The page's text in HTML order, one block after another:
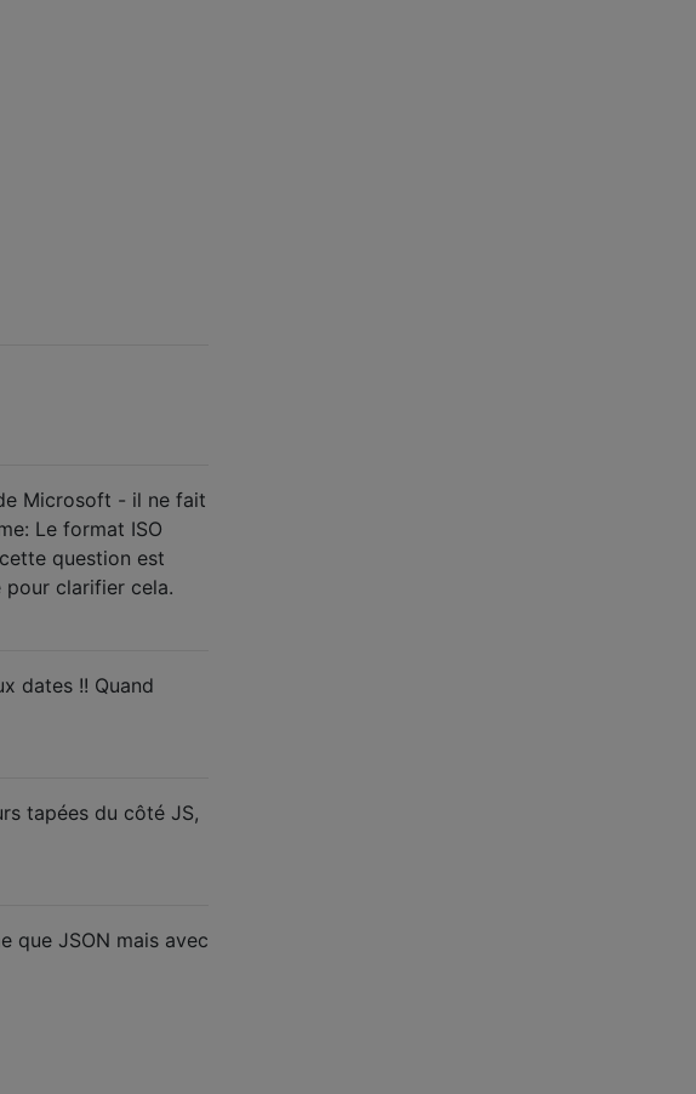
Microsoft - il ne fait
Le format ISO
question est
clarifier cela.
dates !! Quand
tapées du côté JS,
que JSON mais avec